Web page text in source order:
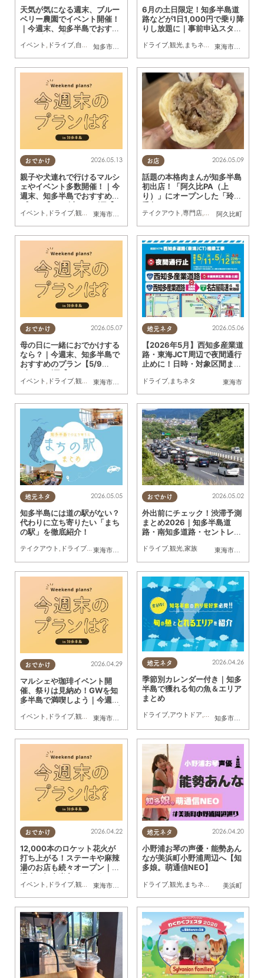
知多市
, 常滑市 美浜町
天気が気になる週末、ブルー
ベリー農園でイベント開催！
｜今週末、知多半島でおすす
(日)】
イベント , ドライブ,自然 まちネタ ,親子, 家族 東海市大府市
6月の土日限定！知多半島道
路などが1日1,000円で乗り降
りし放題に｜事前申込スター
ドライブ,観光, まちネタ 家族
おでかけ
東海市
,大府市 阿久比町 ,常滑市,美浜町,南知多町
2026.05.13
親子や犬連れで行けるマルシ
ェやイベント多数開催！｜今
週末、知多半島でおすすめの
プラン【5/16(土)・17(日)】
イベント ドライブ 観光 自然,まちネタ 季節ネタ, まとめ記事,親子 家族
お店
阿久比町
2026.05.09
話題の本格肉まんが知多半島
初出店！「阿久比PA（上
り）」にオープンした「玲玲
香包（リンリンシャンバ
オ）」に行ってみた
テイクアウト 専門店, ドライブ ,行ってみ
おでかけ
東海市
,常滑市 美浜町
2026.05.07
母の日に一緒におでかけする
なら？｜今週末、知多半島で
おすすめのプラン【5/9
(土)・10(日)】
イベント ドライブ 観光 自然,まちネタ 季節ネタ, まとめ記事,
地元ネタ
東海市
2026.05.06
【2026年5月】西知多産業道
路・東海JCT周辺で夜間通行
止めに！日時・対象区間まと
ドライブ, まちネタ
地元ネタ
東海市
, 武豊町 美浜町
2026.05.05
知多半島には道の駅がない？
代わりに立ち寄りたい「まち
の駅」を徹底紹介！
テイクアウト , ドライブ,旅行,観光
おでかけ
東海市大府市
2026.05.02
外出前にチェック！渋滞予測
まとめ2026｜知多半島道
路・南知多道路・セントレア
ドライブ,観光,家族
おでかけ
東海市
, 知多市 半田市 ,常滑市 ,美浜町
2026.04.29
マルシェや珈琲イベント開
催、祭りは見納め！GWを知
多半島で満喫しよう｜今週
ラン【5/2(土)～6(水・振
休)】
イベント , ドライブ,観光 自然,まちネタ 季節ネタ, まとめ記事, 親子, 家族
地元ネタ
知多市半田市
2026.04.26
季節別カレンダー付き｜知多
半島で獲れる旬の魚＆エリア
まとめ
ドライブ,アウトドア,自然,季節ネタ
おでかけ
東海市
,大府市 知多市 ,常滑市,南知多町
2026.04.22
12,000本のロケット花火が
打ち上がる！ステーキや麻辣
湯のお店も続々オープン｜今
週末、知多半島でおすすめの
プラン【4/25(土)・26(日)】
イベント , ドライブ,観光 自然,まちネタ 季節ネタ, まとめ記事,親子,
地元ネタ
美浜町
2026.04.20
小野浦お琴の声優・能勢あん
なが美浜町小野浦周辺へ【知
多娘。萌通信NEO】
ドライブ,観光, まちネタ 連載